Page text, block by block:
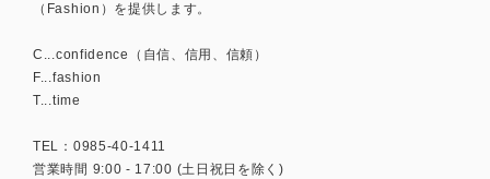
（Fashion）を提供します。
C...confidence（自信、信用、信頼）
F...fashion
T...time
TEL：0985-40-1411
営業時間 9:00 - 17:00 (土日祝日を除く)